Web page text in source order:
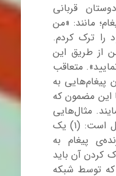
قربانی
مانند: «من
ترک کردم.
از طریق این
متعاقب
پیغام‌هایی به
این مضمون که
مثال‌هایی
از این پیغام‌ها به شرح ذیل است: (۱) یک
پیغام به
کردن آن باید
توسط شبکه